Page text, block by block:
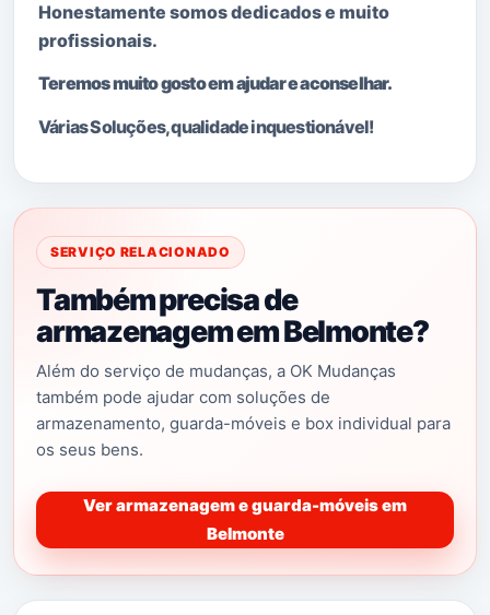
Honestamente somos dedicados e muito
profissionais.
Teremos muito gosto em ajudar e aconselhar.
Várias Soluções, qualidade inquestionável!
SERVIÇO RELACIONADO
Também precisa de
armazenagem em Belmonte?
Além do serviço de mudanças, a OK Mudanças
também pode ajudar com soluções de
armazenamento, guarda-móveis e box individual para
os seus bens.
Ver armazenagem e guarda-móveis em
Belmonte